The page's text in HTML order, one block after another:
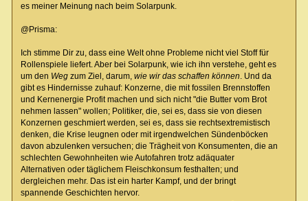
es meiner Meinung nach beim Solarpunk.
@Prisma:
Ich stimme Dir zu, dass eine Welt ohne Probleme nicht viel Stoff für
Rollenspiele liefert. Aber bei Solarpunk, wie ich ihn verstehe, geht es
um den Wegzum Ziel, darum, wie wir das schaffen können . Und da
gibt es Hindernisse zuhauf: Konzerne, die mit fossilen Brennstoffen
und Kernenergie Profit machen und sich nicht "die Butter vom Brot
nehmen lassen" wollen; Politiker, die, sei es, dass sie von diesen
Konzernen geschmiert werden, sei es, dass sie rechtsextremistisch
denken, die Krise leugnen oder mit irgendwelchen Sündenböcken
davon abzulenken versuchen; die Trägheit von Konsumenten, die an
schlechten Gewohnheiten wie Autofahren trotz adäquater
Alternativen oder täglichem Fleischkonsum festhalten; und
dergleichen mehr. Das ist ein harter Kampf, und der bringt
spannende Geschichten hervor.